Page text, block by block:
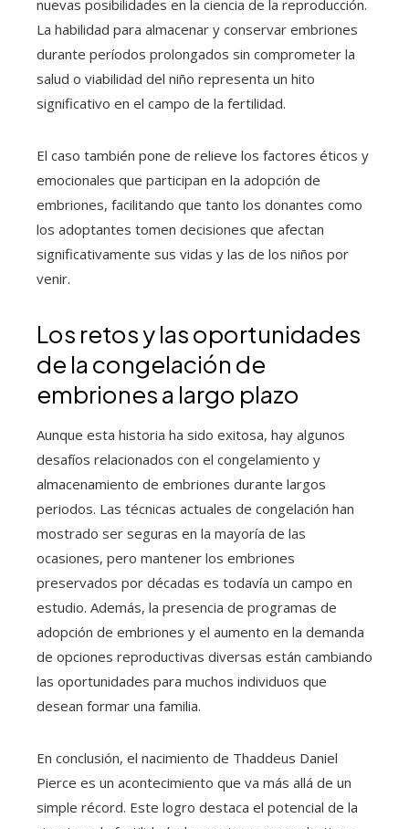
nuevas posibilidades en la ciencia de la reproducción.
La habilidad para almacenar y conservar embriones
durante períodos prolongados sin comprometer la
salud o viabilidad del niño representa un hito
significativo en el campo de la fertilidad.
El caso también pone de relieve los factores éticos y
emocionales que participan en la adopción de
embriones, facilitando que tanto los donantes como
los adoptantes tomen decisiones que afectan
significativamente sus vidas y las de los niños por
venir.
Los retos y las oportunidades
de la congelación de
embriones a largo plazo
Aunque esta historia ha sido exitosa, hay algunos
desafíos relacionados con el congelamiento y
almacenamiento de embriones durante largos
periodos. Las técnicas actuales de congelación han
mostrado ser seguras en la mayoría de las
ocasiones, pero mantener los embriones
preservados por décadas es todavía un campo en
estudio. Además, la presencia de programas de
adopción de embriones y el aumento en la demanda
de opciones reproductivas diversas están cambiando
las oportunidades para muchos individuos que
desean formar una familia.
En conclusión, el nacimiento de Thaddeus Daniel
Pierce es un acontecimiento que va más allá de un
simple récord. Este logro destaca el potencial de la